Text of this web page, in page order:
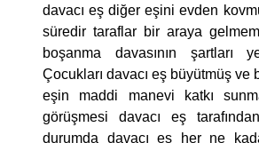
davacı eş diğer eşini evden
süredir taraflar bir araya
boşanma davasının şartları
Çocukları davacı eş büyütmüş ve
eşin maddi manevi katkı
görüşmesi davacı eş
durumda davacı eş her ne